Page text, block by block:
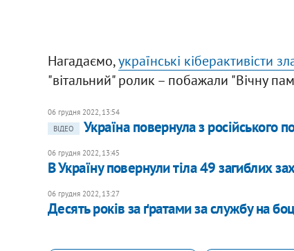
Нагадаємо,українські кіберактивісти
"вітальний" ролик – побажали "Вічну
06 грудня 2022, 13:54
ВІДЕО
Україна повернула з російського
06 грудня 2022, 13:45
В Україну повернули тіла 49 загиблих
06 грудня 2022, 13:27
Десять років за ґратами за службу на